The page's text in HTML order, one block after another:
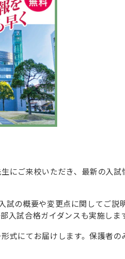
にご来校いただき、最新の入試
の概要や変更点に関してご説
入試合格ガイダンスも実施しま
式にてお届けします。保護者の